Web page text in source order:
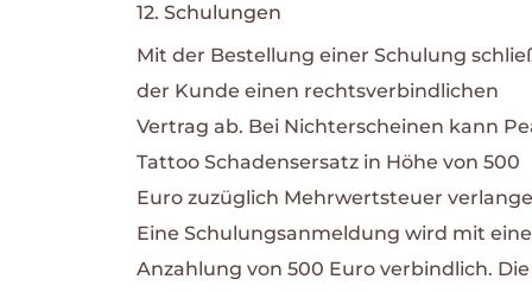
12. Schulungen
Mit der Bestellung einer Schulung
der Kunde einen rechtsverbindlichen
Vertrag ab. Bei Nichterscheinen kann
Tattoo Schadensersatz in Höhe von 500
Euro zuzüglich Mehrwertsteuer
Eine Schulungsanmeldung wird mit
Anzahlung von 500 Euro verbindlich. Die